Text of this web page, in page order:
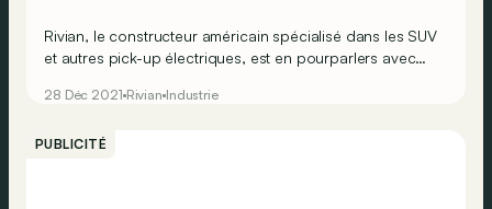
Rivian, le constructeur américain spécialisé dans les SUV
et autres pick-up électriques, est en pourparlers avec
dernière assure la production des
28 Déc 2021 Rivian Industrie
PUBLICITÉ